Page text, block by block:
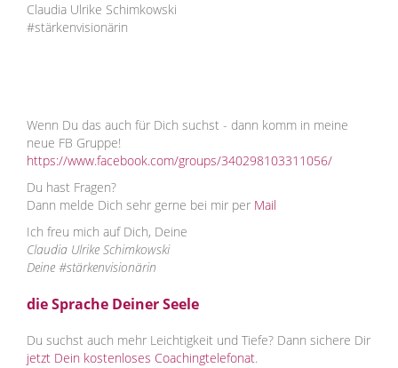
Claudia Ulrike Schimkowski
#stärkenvisionärin
Wenn Du das auch für Dich suchst - dann komm in meine
neue FB Gruppe!
https://www.facebook.com/groups/340298103311056/
Du hast Fragen?
Dann melde Dich sehr gerne bei mir per Mail
Ich freu mich auf Dich, Deine
Claudia Ulrike Schimkowski
Deine #stärkenvisionärin
die Sprache Deiner Seele
Du suchst auch mehr Leichtigkeit und Tiefe? Dann sichere Dir
jetzt Dein kostenloses Coachingtelefonat.